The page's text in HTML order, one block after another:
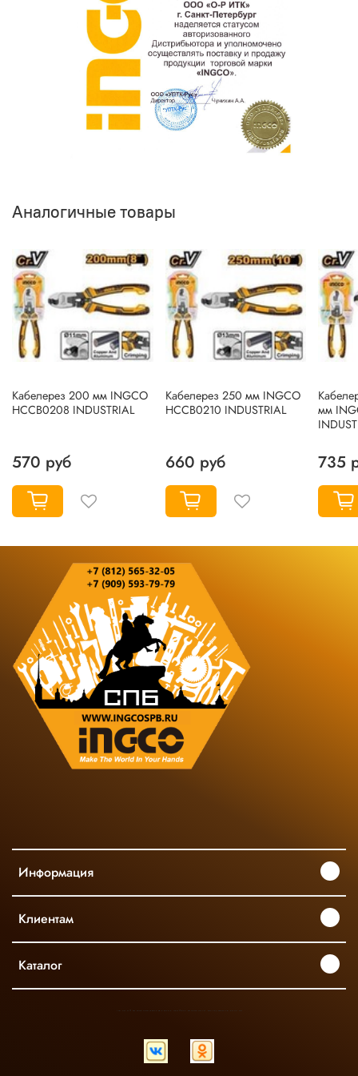
Аналогичные товары
Кабелерез 200 мм INGCO
HCCB0208 INDUSTRIAL
570 руб
Кабелерез 250 мм INGCO
HCCB0210 INDUSTRIAL
660 руб
мм
735
Информация
Клиентам
Каталог